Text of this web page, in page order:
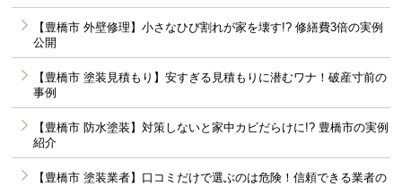
【豊橋市 外壁修理】小さなひび割れが家を壊す!? 修繕費3倍の実例
公開
【豊橋市 塗装見積もり】安すぎる見積もりに潜むワナ！破産寸前の
事例
【豊橋市 防水塗装】対策しないと家中カビだらけに!? 豊橋市の実例
紹介
【豊橋市 塗装業者】口コミだけで選ぶのは危険！信頼できる業者の